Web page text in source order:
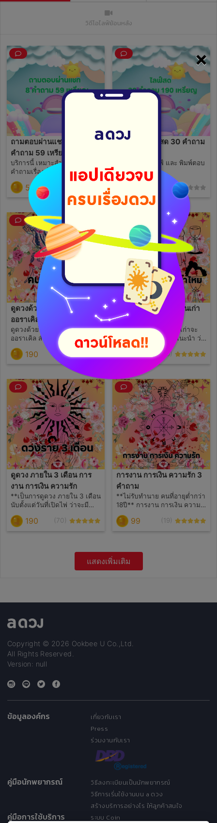
×
วิดีโอไลฟ์ย้อนหลัง
ถามตอบผ่านแชทข้อความ 8
คำถาม 59 เหรียญ
บริการนี้ เหมาะสำหรับ คนที่มี
คำถามเรื่องทั่วไป การงาน การ
เงิน ความรัก ถามไม่หมด เก็บ
ไว้ถามครั้งต่อไปได้ ***ไม่รับ
เคสดูสิ่งรี้ลับ สิ่งที่มองไม่เห็น,
เรื่องสุขภาพ และ 18+ ***
59
บริการในไลฟ์สด 30 คำถาม
ถามได้ทั้งในไลฟ์ และ พิมพ์ตอบ
ทางข้อความ
ดูดวงด้วยไพ่ยิปซี และ ไพ่
ออราเคิล สำหรับคนโสด
ดูดวงด้วยไพ่ยิปซี และ ไพ่
ออราเคิล สำหรับคนโสดโดย
เฉพาะ ประจำปี 2568 บริการนี้
จะใช้ทั้งไพ่ยิปซี และ ไพ่
-ถ้ามีคนเข้ามาจะได้เจอคนใน
ลักษณะแบบไหน -จะได้เจอกัน
จากที่ไหน
190 (56)
ดูดวง ด้วยไพ่ยิปซี แฟนเก่า
จะกลับมาไหม
ดูดวงด้วยไพ่ยิปซี แฟนเก่าจะ
กลับมาไหม พร้อมคำแนะนำ ว่า
จะทำอย่างไรต่อไป
(6)
ดูดวง ภายใน 3 เดือน การ
งาน​ การเงิน​ ความรัก
**เป็นการดูดวง ภายใน 3 เดือน
นับตั้งแต่วันที่เปิดไพ่ ว่าจะมี
เหตุการณ์อะไรเกิดขึ้นบ้าง**
**บริการนี้​ ไม่รับทำนาย​ คนที่
190 (70)
การงาน​ การเงิน​ ความรัก 3
คำถาม
**ไม่รับทำนาย​ คนที่​อา​ยุต​่ำกว่า​
18​ปี​** การงาน​ การเงิน​ ความ
รัก 3 คำถาม โดยใช้ศาสตร์ไพ่
ยิปซี 99 (19)
แสดงเพิ่มเติม
Copyright © 2026 Ookbee U Co.,Ltd.
All Rights Reserved.
Version: null
ข้อมูลองค์กร
เกี่ยวกับเรา
Press
ร่วมงานกับเรา
คู่มือนักพยากรณ์
วิธีลงทะเบียนเป็นนักพยากรณ์
วิธีการเริ่มใช้งานบน a ดวง
สร้างบริการอย่างไร ให้ลูกค้าสนใจ
คู่มือการใช้บริการ ระบบ Coin